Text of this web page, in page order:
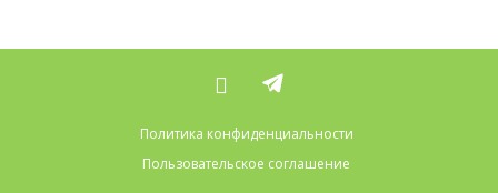
Политика конфиденциальности
Пользовательское соглашение